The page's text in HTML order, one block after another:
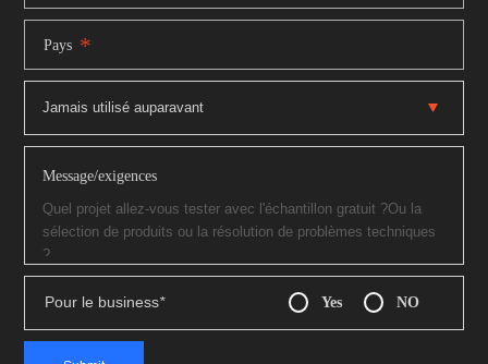
Pays *
Message/exigences
Pour le business* Yes NO